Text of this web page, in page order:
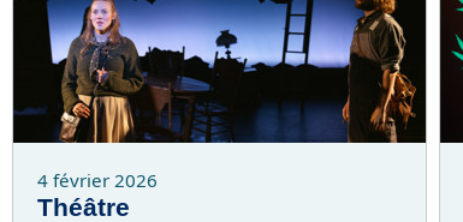
4 février 2026
Théâtre